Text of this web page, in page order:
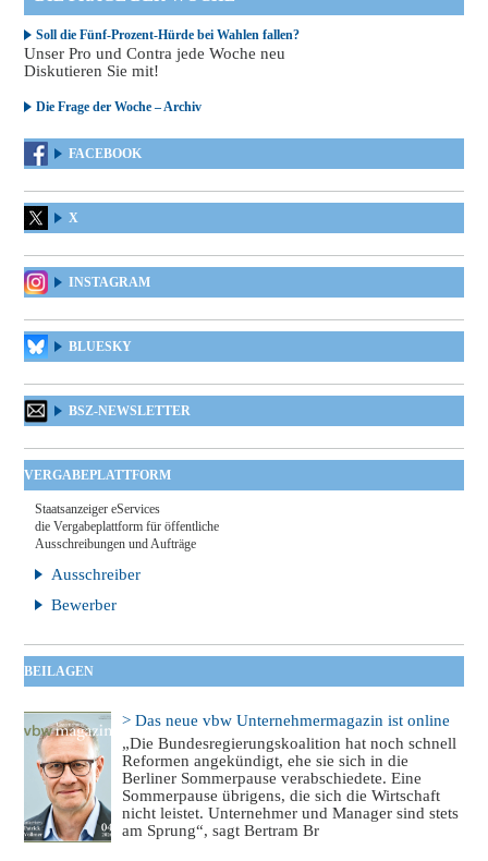
Soll die Fünf-Prozent-Hürde bei Wahlen fallen?
Unser Pro und Contra jede Woche neu
Diskutieren Sie mit!
Die Frage der Woche – Archiv
FACEBOOK
X
INSTAGRAM
BLUESKY
BSZ-NEWSLETTER
VERGABEPLATTFORM
Staatsanzeiger eServices
die Vergabeplattform für öffentliche
Ausschreibungen und Aufträge
Ausschreiber
Bewerber
BEILAGEN
> Das neue vbw Unternehmermagazin ist online
„Die Bundesregierungskoalition hat noch schnell
Reformen angekündigt, ehe sie sich in die
Berliner Sommerpause verabschiedete. Eine
Sommerpause übrigens, die sich die Wirtschaft
nicht leistet. Unternehmer und Manager sind stets
am Sprung“, sagt Bertram Br